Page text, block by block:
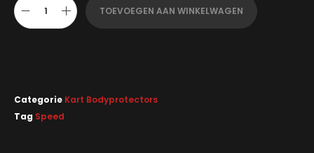
TOEVOEGEN AAN WINKELWAGEN
Categorie Kart Bodyprotectors
Tag Speed